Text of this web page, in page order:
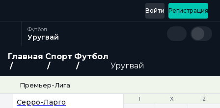
Регистрация
Войти
Футбол
Уругвай
Главная Спорт Футбол
Уругвай
Премьер-Лига
1 Х 2
Серро-Ларго 1 Х 2